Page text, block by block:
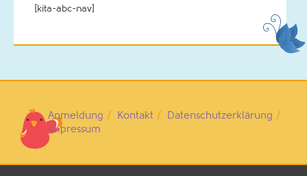
[kita-abc-nav]
Anmeldung Kontakt
Datenschutzerklärung
Impressum